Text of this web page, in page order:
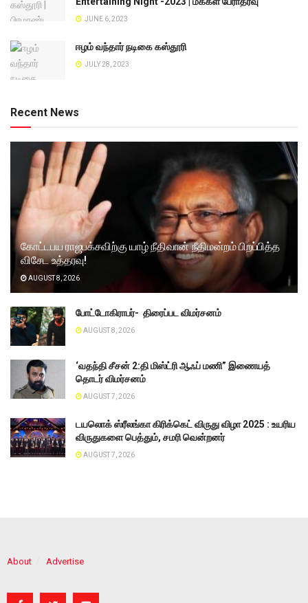
JUNE 6, 2023
ஈழம் வந்தார் நடிகை கஸ்தூரி
JULY 28, 2023
Recent News
கோட்டபய ராஜபக்சவிற்கு யாழ் நீதிவான் நீதிமன்றம் பிறப்பித்த
விசேட உத்தரவு!
AUGUST 8, 2026
போட்டோகிராபர்- ‌ திரைப்பட விமர்சனம்
AUGUST 8, 2026
‘வதந்தி சீசன் 2:தி மிஸ்ட்ரி ஆஃப் மணி” இணையத்
தொடர் விமர்சனம்
AUGUST 7, 2026
டயலொக் ஸ்ரீலங்கா கிரிக்கெட் விருது விழா 2025 : உயரிய
விருதுகளை பெத்தும், சமரி வென்றனர்
AUGUST 7, 2026
About Advertise